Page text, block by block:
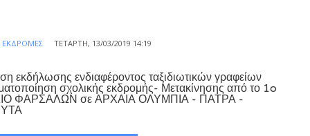
ΕΚΔΡΟΜΈΣ ΤΕΤΆΡΤΗ, 13/03/2019 14:19
εκδήλωσης ενδιαφέροντος ταξιδιωτικών γραφείων
σχολικής εκδρομής- Μετακίνησης από το 1o
ΦΑΡΣΑΛΩΝ σε ΑΡΧΑΙΑ ΟΛΥΜΠΙΑ - ΠΑΤΡΑ -